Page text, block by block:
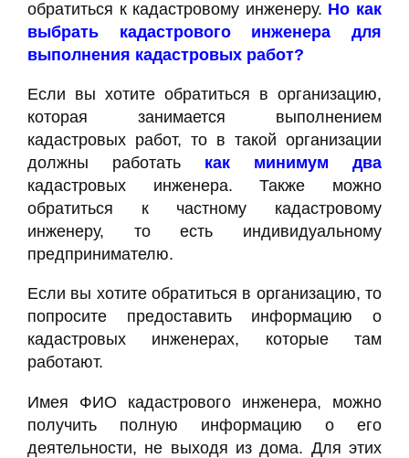
обратиться к кадастровому инженеру. Но как
выбрать кадастрового инженера для
выполнения кадастровых работ?
Если вы хотите обратиться в организацию,
которая занимается выполнением
кадастровых работ, то в такой организации
должны работать как минимум два
кадастровых инженера. Также можно
обратиться к частному кадастровому
инженеру, то есть индивидуальному
предпринимателю.
Если вы хотите обратиться в организацию, то
попросите предоставить информацию о
кадастровых инженерах, которые там
работают.
Имея ФИО кадастрового инженера, можно
получить полную информацию о его
деятельности, не выходя из дома. Для этих